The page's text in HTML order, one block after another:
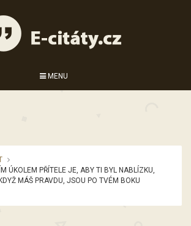
MENU
ÚKOLEM PŘÍTELE JE, ABY TI BYL NABLÍZKU,
MÁŠ PRAVDU, JSOU PO TVÉM BOKU